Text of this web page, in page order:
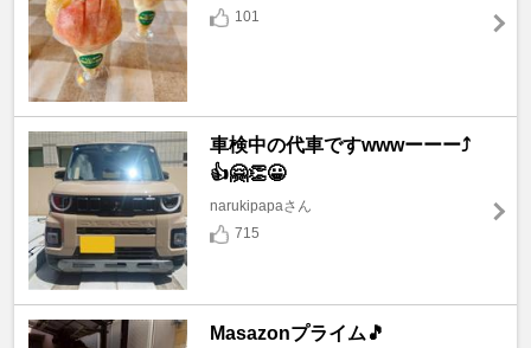
101
車検中の代車ですwwwーーー⤴️
👍🤗👏😀
narukipapaさん
715
Masazonプライム🎵